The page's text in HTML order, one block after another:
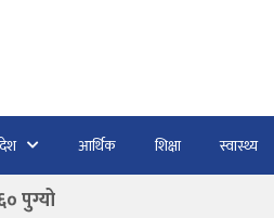
आर्थिक शिक्षा स्वास्थ्य
भैरहवाबाट काठमाडौं ल्याइए
लागु नगर्ने
गर्न आयाेगकाे प्रतिवेदन कुर्नु पर्दैन :
पक्राउ गर्न डिजीटल अभियान
पुग्यो